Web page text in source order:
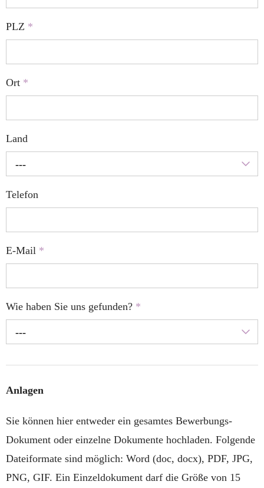
PLZ *
Ort *
Land
---
Telefon
E-Mail *
Wie haben Sie uns gefunden? *
---
Anlagen
Sie können hier entweder ein gesamtes Bewerbungs-
Dokument oder einzelne Dokumente hochladen. Folgende
Dateiformate sind möglich: Word (doc, docx), PDF, JPG,
PNG, GIF. Ein Einzeldokument darf die Größe von 15